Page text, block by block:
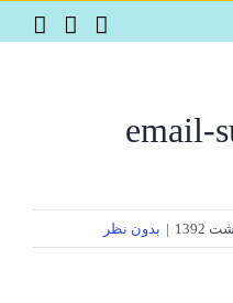
email-
| بدون نظر